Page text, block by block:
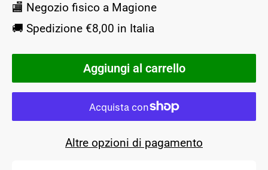
🏬 Negozio fisico a Magione
🚚 Spedizione €8,00 in Italia
Aggiungi al carrello
Altre opzioni di pagamento